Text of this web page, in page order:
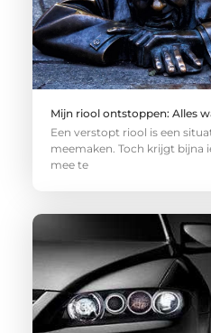
Mijn riool ontstoppen: Alles
Een verstopt riool is een
meemaken. Toch krijgt bijna
mee te